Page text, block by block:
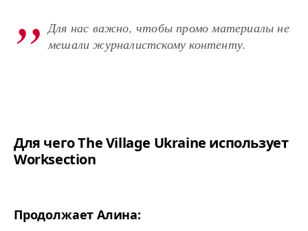
Для нас важно, чтобы промо материалы не
мешали журналистскому контенту.
Для чего The Village Ukraine использует
Worksection
Продолжает Алина: